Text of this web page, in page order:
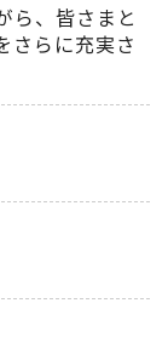
ら、皆さまと
さらに充実さ